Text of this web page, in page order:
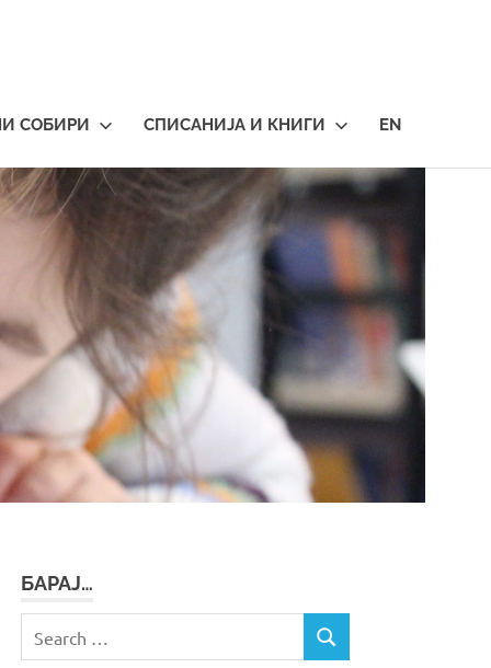
СОБИРИ СПИСАНИЈА И КНИГИ EN
БАРАЈ…
for:
SEARCH